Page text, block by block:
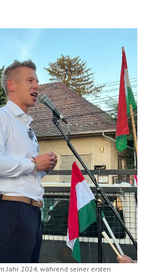
Jahr 2024, während seiner ersten